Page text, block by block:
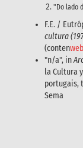
"Do lado
F.E. /
cultura
(contenweb
"n/a", in
la Cultura
portugais,
Sema